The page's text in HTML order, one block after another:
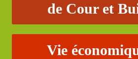
de Cour et
Vie